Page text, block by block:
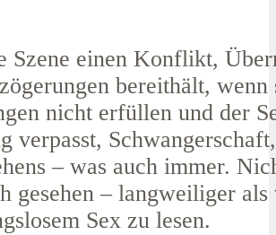
Szene einen Konflikt,
bereithält, wenn
nicht erfüllen und der
verpasst,
– was auch immer.
gesehen – langweiliger als
Sex zu lesen.